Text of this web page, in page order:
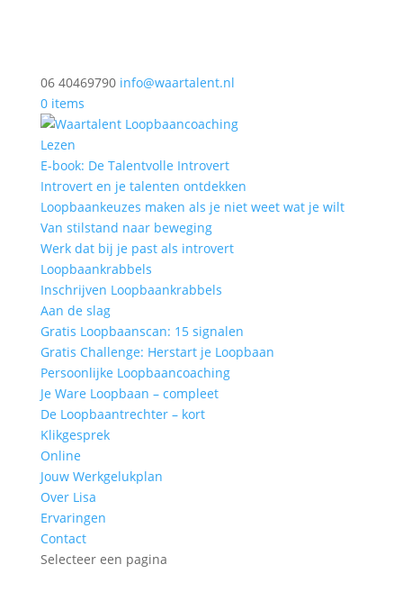
06 40469790 info@waartalent.nl
0 items
Lezen
E-book: De Talentvolle Introvert
Introvert en je talenten ontdekken
Loopbaankeuzes maken als je niet weet wat je wilt
Van stilstand naar beweging
Werk dat bij je past als introvert
Loopbaankrabbels
Inschrijven Loopbaankrabbels
Aan de slag
Gratis Loopbaanscan: 15 signalen
Gratis Challenge: Herstart je Loopbaan
Persoonlijke Loopbaancoaching
Je Ware Loopbaan – compleet
De Loopbaantrechter – kort
Klikgesprek
Online
Jouw Werkgelukplan
Over Lisa
Ervaringen
Contact
Selecteer een pagina